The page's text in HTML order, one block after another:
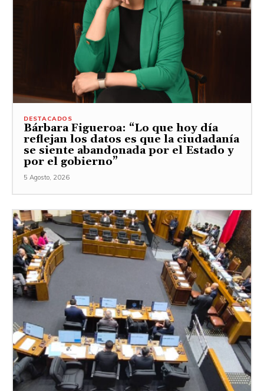
DESTACADOS
Bárbara Figueroa: “Lo que hoy día
reflejan los datos es que la ciudadanía
se siente abandonada por el Estado y
por el gobierno”
5 Agosto, 2026